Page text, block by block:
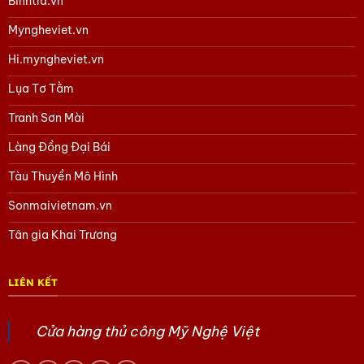
Tham khảo các sản phẩm gốm Bát Tràng
Tham khảo các sản phẩm của Mỹ Nghệ Việt
Tham khảo các sản phẩm Tàu thuyền Mô hình
Tham khảo các sản phẩm Làng Đồng Đại Bái
Tham khảo các sản phẩm quà Doanh Nghiệp khác
Tham khảo các sản phẩm Quà tặng văn hóa Việt
Hoặc trang Facebook của chúng tôi
Myngheviet.vn
Hi.myngheviet.vn
Lụa Tơ Tằm
Tranh Sơn Mài
Làng Đồng Đại Bái
Tàu Thuyền Mô Hình
Sonmaivietnam.vn
Tân gia Khai Trương
LIÊN KẾT
Cửa hàng thủ công Mỹ Nghệ Việt